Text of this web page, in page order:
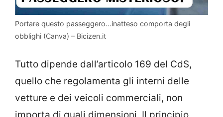
Portare questo passeggero…inatteso comporta degli
obblighi (Canva) – Bicizen.it
Tutto dipende dall’articolo 169 del CdS,
quello che regolamenta gli interni delle
vetture e dei veicoli commerciali, non